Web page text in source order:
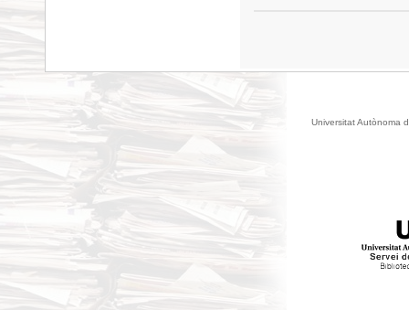
Universitat Autònoma